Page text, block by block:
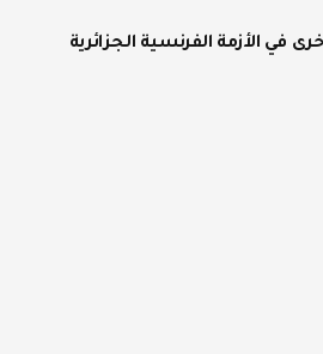
في الأزمة الفرنسية الجزائرية